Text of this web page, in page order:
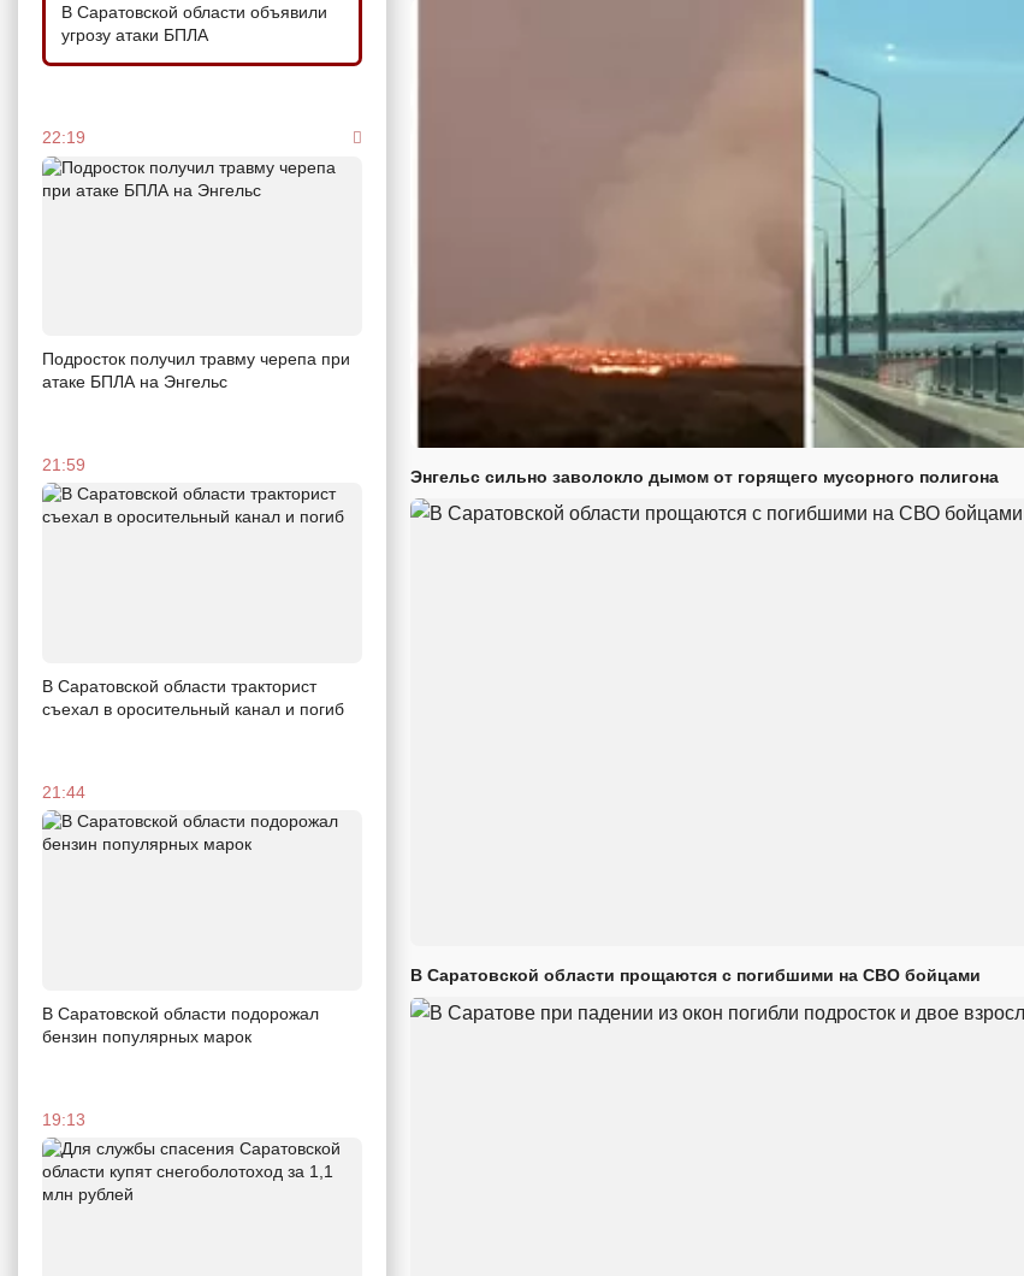
В Саратовской области объявили
угрозу атаки БПЛА
22:19
Подросток получил травму черепа при
атаке БПЛА на Энгельс
21:59
В Саратовской области тракторист
съехал в оросительный канал и погиб
21:44
В Саратовской области подорожал
бензин популярных марок
19:13
Энгельс сильно заволокло дымом от горящего мусорного полигона
В Саратовской области прощаются с погибшими на СВО бойцами